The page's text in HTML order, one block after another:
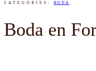
CATEGORIES: BODA
Boda en